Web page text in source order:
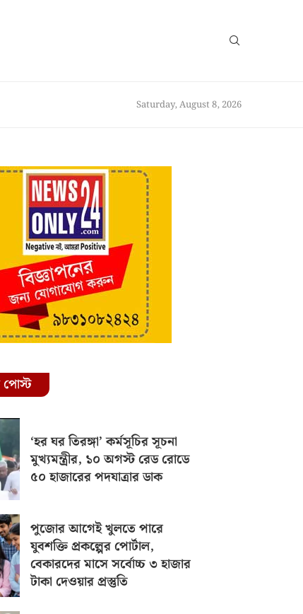
Saturday, August 8, 2026
পোস্ট
‘হর ঘর তিরঙ্গা’ কর্মসূচির সূচনা
মুখ্যমন্ত্রীর, ১০ অগস্ট রেড রোডে
৫০ হাজারের পদযাত্রার ডাক
পুজোর আগেই খুলতে পারে
যুবশক্তি প্রকল্পের পোর্টাল,
বেকারদের মাসে সর্বোচ্চ ৩ হাজার
টাকা দেওয়ার প্রস্তুতি